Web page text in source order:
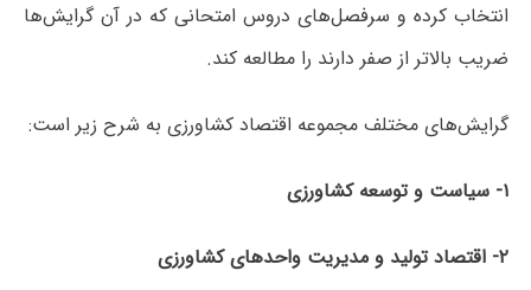
انتخاب کرده و سرفصل‌های دروس امتحانی که در آن گرایش‌ها
ضریب بالاتر از صفر دارند را مطالعه کند.
گرایش‌های مختلف مجموعه اقتصاد کشاورزی به شرح زیر است:
۱- سیاست و توسعه کشاورزی
۲- اقتصاد تولید و مدیریت واحدهای کشاورزی